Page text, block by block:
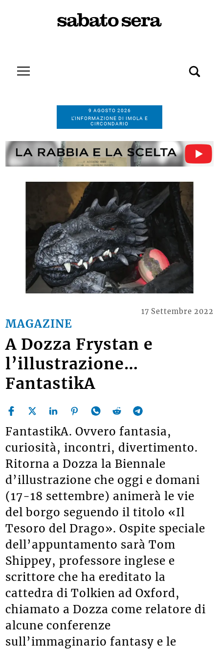
9 AGOSTO 2026
L’INFORMAZIONE DI IMOLA E
CIRCONDARIO
MAGAZINE
17 Settembre 2022
A Dozza Frystan e
l’illustrazione…
FantastikA
FantastikA. Ovvero fantasia,
curiosità, incontri, divertimento.
Ritorna a Dozza la Biennale
d’illustrazione che oggi e domani
(17-18 settembre) animerà le vie
del borgo seguendo il titolo «Il
Tesoro del Drago». Ospite speciale
dell’appuntamento sarà Tom
Shippey, professore inglese e
scrittore che ha ereditato la
cattedra di Tolkien ad Oxford,
chiamato a Dozza come relatore di
alcune conferenze
sull’immaginario fantasy e le